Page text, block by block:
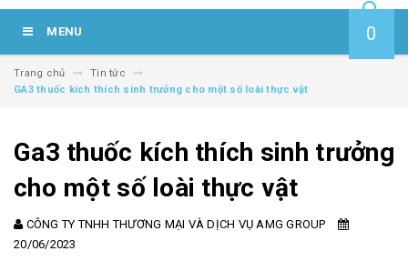
MENU 0
Trang chủ
Tin tức
GA3 thuốc kích thích sinh trưởng cho một số loài thực vật
Ga3 thuốc kích thích sinh trưởng
cho một số loài thực vật
CÔNG TY TNHH THƯƠNG MẠI VÀ DỊCH VỤ AMG GROUP
20/06/2023